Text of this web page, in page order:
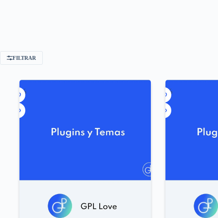
FILTRAR
-90% -92%